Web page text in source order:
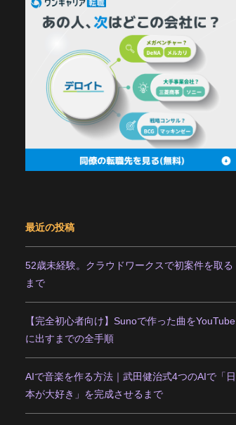
最近の投稿
52歳未経験。クラウドワークスで初案件を取る
まで
【完全初心者向け】Sunoで作った曲をYouTube
に出すまでの全手順
AIで音楽を作る方法｜武田健治式4つのAIで「日
本が大好き」を完成させるまで